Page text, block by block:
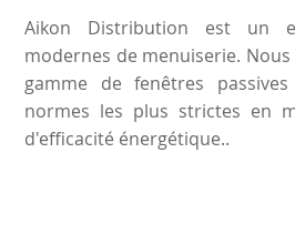
Aikon Distribution est un
modernes de menuiserie.
gamme de fenêtres
normes les plus strictes en
d'efficacité énergétique..